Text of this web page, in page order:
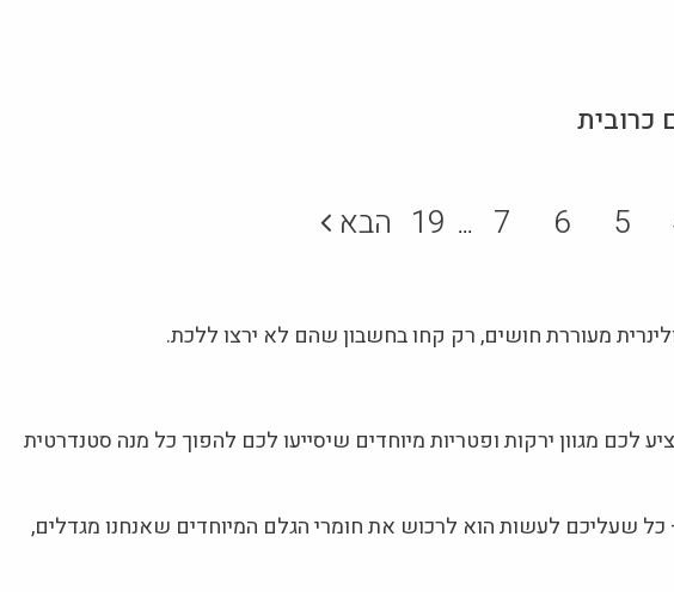
5
6
7
...
19 הבא
מעוררת חושים, רק קחו בחשבון שהם לא ירצו ללכת.
לכם מגוון ירקות ופטריות מיוחדים שיסייעו לכם להפוך כל מנה סטנדרטית
שעליכם לעשות הוא לרכוש את חומרי הגלם המיוחדים שאנחנו מגדלים,